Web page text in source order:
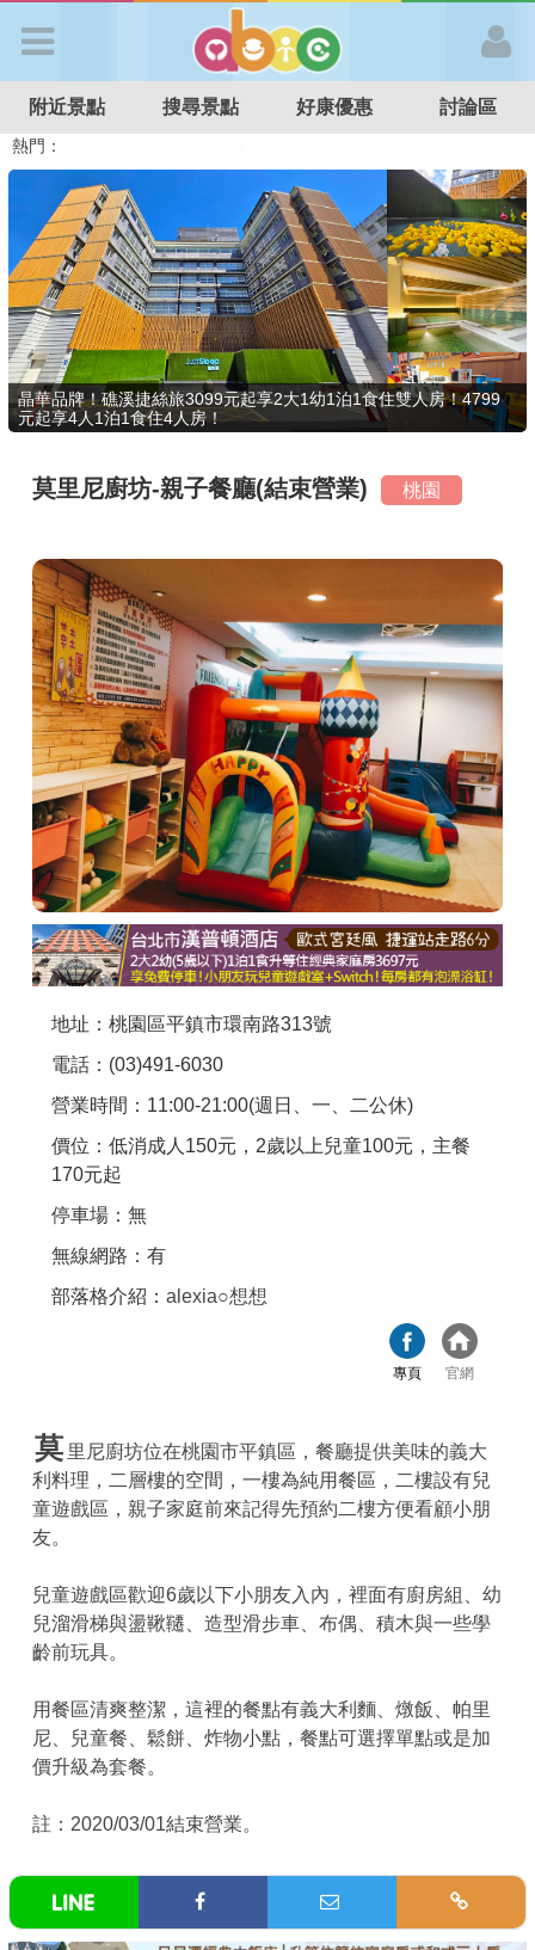
APP登入
首 頁
搜尋景點
好康優惠
最新消息
最新留言
商家合作
推薦景點
討論區
聯絡我們
APP下載
附近景點 搜尋景點 好康優惠 討論區
熱門：
特色遊戲場
親子住房優惠 台北親子餐廳 溫泉泡湯SPA
晶華品牌！礁溪捷絲旅3099元起享2大1幼1泊1食住雙人房！4799
元起享4人1泊1食住4人房！
莫里尼廚坊-親子餐廳(結束營業) 桃園
地址：桃園區平鎮市環南路313號
電話：(03)491-6030
營業時間：11:00-21:00(週日、一、二公休)
價位：低消成人150元，2歲以上兒童100元，主餐
170元起
停車場：無
無線網路：有
部落格介紹： alexia○想想
專頁 官網
莫 里尼廚坊位在桃園市平鎮區，餐廳提供美味的義大
利料理，二層樓的空間，一樓為純用餐區，二樓設有兒
童遊戲區，親子家庭前來記得先預約二樓方便看顧小朋
友。
兒童遊戲區歡迎6歲以下小朋友入內，裡面有廚房組、幼
兒溜滑梯與盪鞦韆、造型滑步車、布偶、積木與一些學
齡前玩具。
用餐區清爽整潔，這裡的餐點有義大利麵、燉飯、帕里
尼、兒童餐、鬆餅、炸物小點，餐點可選擇單點或是加
價升級為套餐。
註：2020/03/01結束營業。